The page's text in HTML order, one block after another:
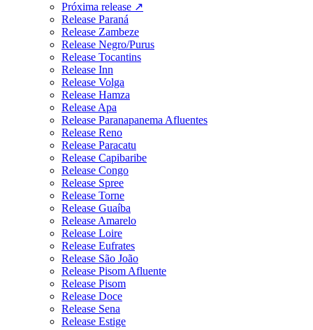
Próxima release ↗
Release Paraná
Release Zambeze
Release Negro/Purus
Release Tocantins
Release Inn
Release Volga
Release Hamza
Release Apa
Release Paranapanema Afluentes
Release Reno
Release Paracatu
Release Capibaribe
Release Congo
Release Spree
Release Torne
Release Guaíba
Release Amarelo
Release Loire
Release Eufrates
Release São João
Release Pisom Afluente
Release Pisom
Release Doce
Release Sena
Release Estige